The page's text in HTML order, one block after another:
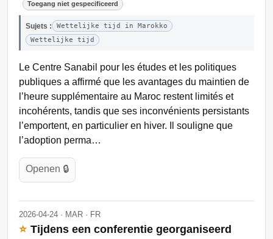
Toegang niet gespecificeerd
Sujets :
Wettelijke tijd in Marokko
Wettelijke tijd
Le Centre Sanabil pour les études et les politiques
publiques a affirmé que les avantages du maintien de
l’heure supplémentaire au Maroc restent limités et
incohérents, tandis que ses inconvénients persistants
l’emportent, en particulier en hiver. Il souligne que
l’adoption perma…
Openen 🔒
2026-04-24 · MAR · FR
⭐ Tijdens een conferentie georganiseerd